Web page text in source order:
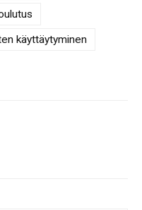
käyttäytyminen